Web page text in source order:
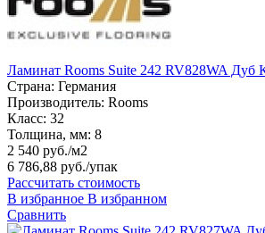
Ламинат Rooms Suite 242 RV828WA Дуб
Страна: Германия
Производитель: Rooms
Класс: 32
Толщина, мм: 8
2 540 руб./м2
6 786,88 руб./упак
Рассчитать стоимость
В избранное В избранном
Сравнить